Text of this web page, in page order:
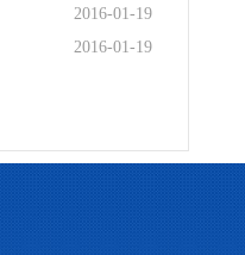
2016-01-19
2016-01-19